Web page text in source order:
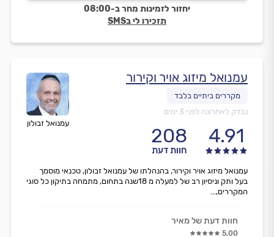
יחזור לזמינות מחר ב-08:00
תזכירו לי בSMS
עמנואל זבולון
עמנואל מיזוג אויר וקירור
נבדק לאחרונה לפני 3 ימים
4.91
208
חוות דעת
עמנואל מיזוג אויר וקירור, בהנהלתו של עמנואל זבולון, טכנאי מוסמך
בעל ותק וניסיון רב של למעלה מ 18שנה בתחום, מתמחה בתיקון כל סוגי
המקררים,...
חוות דעת של מאיר
5.00